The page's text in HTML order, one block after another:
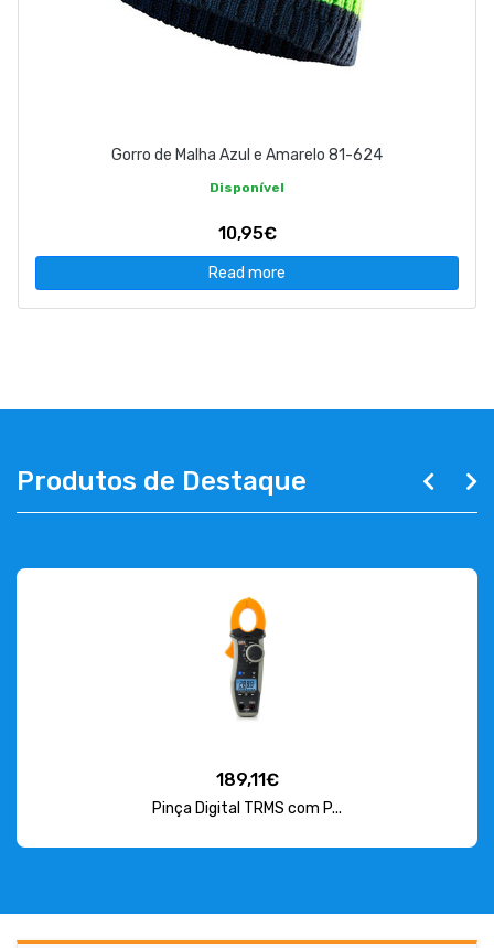
Gorro de Malha Azul e Amarelo 81-624
Disponível
10,95€
Read more
Produtos de Destaque
189,11€
Pinça Digital TRMS com P...